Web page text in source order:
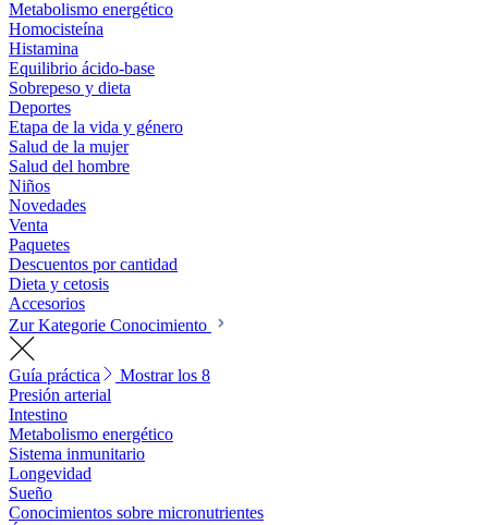
Metabolismo energético
Homocisteína
Histamina
Equilibrio ácido-base
Sobrepeso y dieta
Deportes
Etapa de la vida y género
Salud de la mujer
Salud del hombre
Niños
Novedades
Venta
Paquetes
Descuentos por cantidad
Dieta y cetosis
Accesorios
Zur Kategorie Conocimiento
Guía práctica
Mostrar los 8
Presión arterial
Intestino
Metabolismo energético
Sistema inmunitario
Longevidad
Sueño
Conocimientos sobre micronutrientes